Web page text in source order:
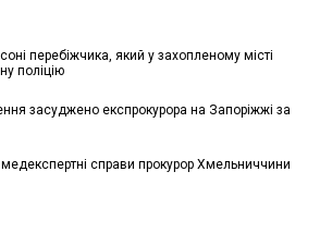
перебіжчика, який у захопленому місті
поліцію
засуджено експрокурора на Запоріжжі за
справи прокурор Хмельниччини